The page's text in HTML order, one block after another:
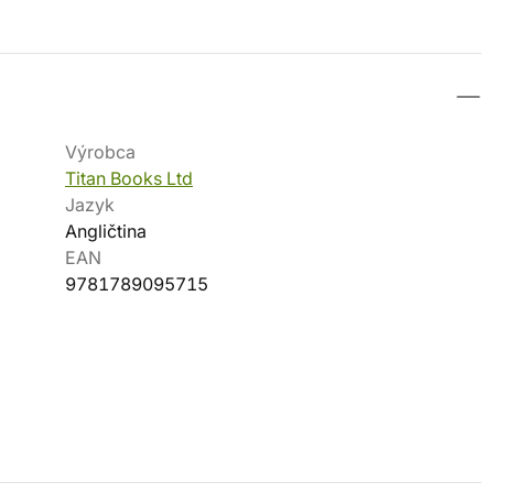
Výrobca
Titan Books Ltd
Jazyk
Angličtina
EAN
9781789095715